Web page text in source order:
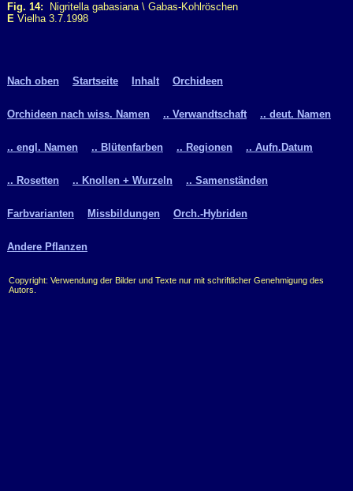
Fig. 14: Nigritella gabasiana \ Gabas-Kohlröschen
E Vielha 3.7.1998
Nach oben Startseite Inhalt Orchideen
Orchideen nach wiss. Namen .. Verwandtschaft .. deut. Namen
.. engl. Namen .. Blütenfarben .. Regionen .. Aufn.Datum
.. Rosetten .. Knollen + Wurzeln .. Samenständen
Farbvarianten Missbildungen Orch.-Hybriden
Andere Pflanzen
Copyright: Verwendung der Bilder und Texte nur mit schriftlicher Genehmigung des
Autors.